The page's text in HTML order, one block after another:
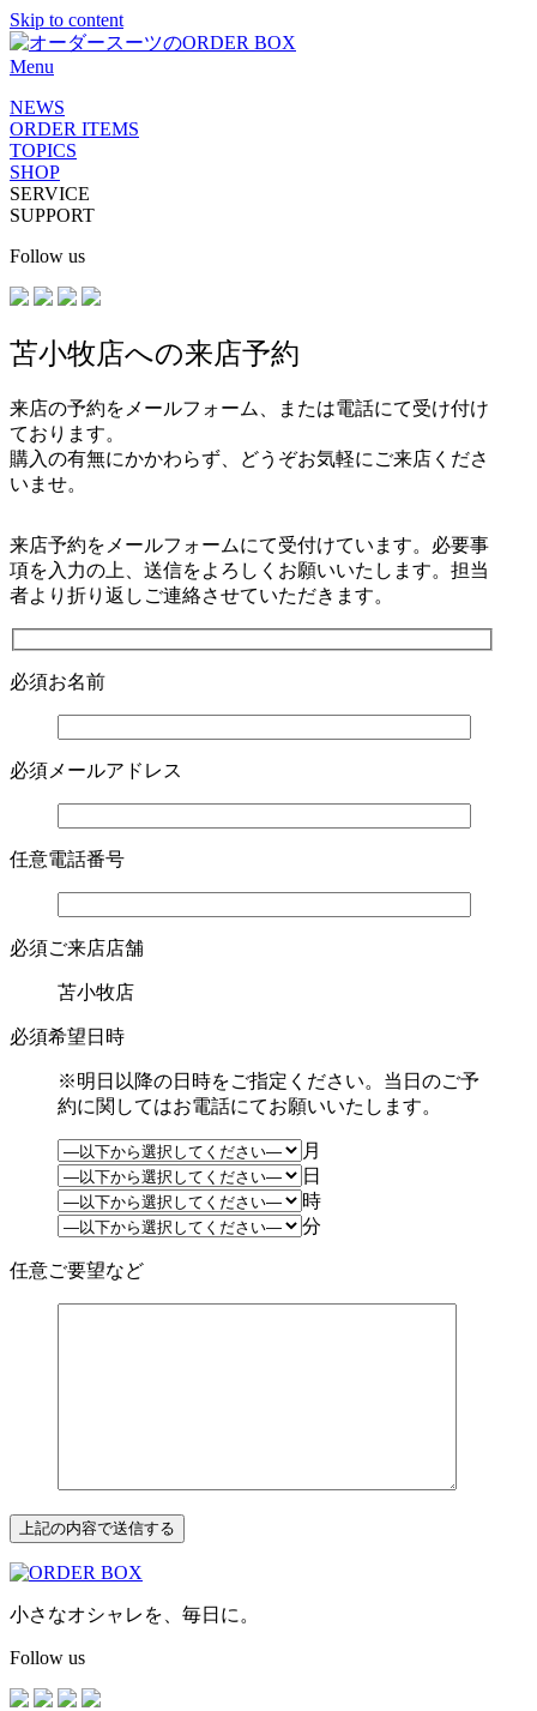
Skip to content
Menu
NEWS
ORDER ITEMS
TOPICS
SHOP
SERVICE
SUPPORT
Follow us
苫小牧店への来店予約
来店の予約をメールフォーム、または電話にて受け付け
ております。
購入の有無にかかわらず、どうぞお気軽にご来店くださ
いませ。
来店予約をメールフォームにて受付けています。必要事
項を入力の上、送信をよろしくお願いいたします。担当
者より折り返しご連絡させていただきます。
必須お名前
必須メールアドレス
任意電話番号
必須ご来店店舗
苫小牧店
必須希望日時
※明日以降の日時をご指定ください。当日のご予
約に関してはお電話にてお願いいたします。
月
日
時
分
任意ご要望など
小さなオシャレを、毎日に。
Follow us